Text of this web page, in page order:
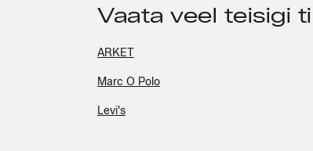
Vaata veel teisigi
ARKET
Marc O Polo
Levi's